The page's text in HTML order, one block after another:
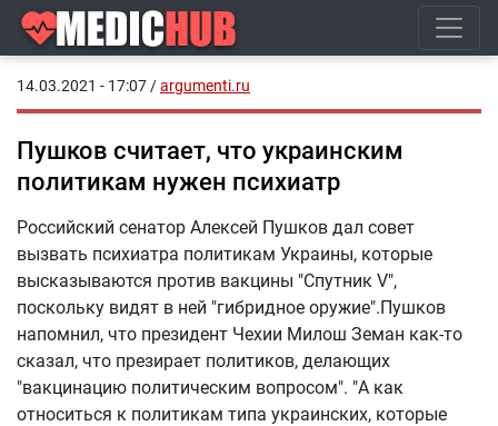
14.03.2021 - 17:07 /argumenti.ru
Пушков считает, что украинским
политикам нужен психиатр
Российский сенатор Алексей Пушков дал совет
вызвать психиатра политикам Украины, которые
высказываются против вакцины "Спутник V",
поскольку видят в ней "гибридное оружие".Пушков
напомнил, что президент Чехии Милош Земан как-то
сказал, что презирает политиков, делающих
"вакцинацию политическим вопросом". "А как
относиться к политикам типа украинских, которые